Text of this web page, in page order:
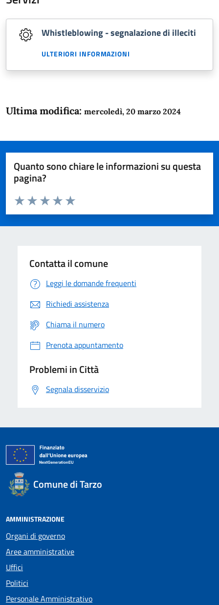
Whistleblowing - segnalazione di illeciti
ULTERIORI INFORMAZIONI
Ultima modifica: mercoledì, 20 marzo 2024
Quanto sono chiare le informazioni su questa
pagina?
Domanda
Valuta da 1 a 5 stelle la pagina
Valuta 5 stelle su 5
Valuta 4 stelle su 5
Valuta 3 stelle su 5
Valuta 2 stelle su 5
Valuta 1 stelle su 5
Contatta il comune
Leggi le domande frequenti
Richiedi assistenza
Chiama il numero
Prenota appuntamento
Problemi in Città
Segnala disservizio
Comune di Tarzo
AMMINISTRAZIONE
Organi di governo
Aree amministrative
Uffici
Politici
Personale Amministrativo